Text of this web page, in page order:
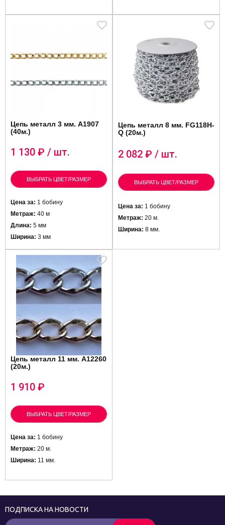
Цепь металл 3 мм. A1907
(40м.)
1 130 ₽ / шт.
ВЫБРАТЬ ЦВЕТ/РАЗМЕР
Цена за: 1 бобину
Метраж: 40 м
Длина: 5 мм
Ширина: 3 мм
Цепь металл 8 мм. FG118H-
Q (20м.)
2 082 ₽ / шт.
ВЫБРАТЬ ЦВЕТ/РАЗМЕР
Цена за: 1 бобину
Метраж: 20 м.
Ширина: 8 мм.
Цепь металл 11 мм. A12260
(20м.)
1 910 ₽
ВЫБРАТЬ ЦВЕТ/РАЗМЕР
Цена за: 1 бобину
Метраж: 20 м.
Ширина: 11 мм.
ПОДПИСКА НА НОВОСТИ